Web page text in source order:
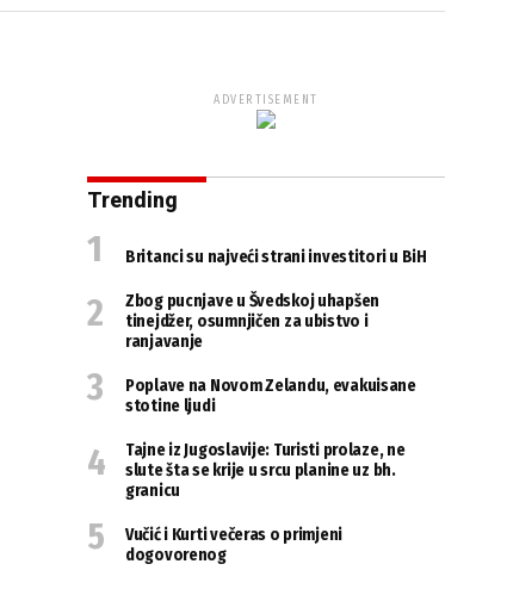
ADVERTISEMENT
Trending
Britanci su najveći strani investitori u BiH
Zbog pucnjave u Švedskoj uhapšen
tinejdžer, osumnjičen za ubistvo i
ranjavanje
Poplave na Novom Zelandu, evakuisane
stotine ljudi
Tajne iz Jugoslavije: Turisti prolaze, ne
slute šta se krije u srcu planine uz bh.
granicu
Vučić i Kurti večeras o primjeni
dogovorenog